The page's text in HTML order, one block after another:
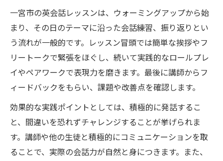
一宮市の英会話レッスンは、ウォーミングアップから始
まり、その日のテーマに沿った会話練習、振り返りとい
う流れが一般的です。レッスン冒頭では簡単な挨拶やフ
リートークで緊張をほぐし、続いて実践的なロールプレ
イやペアワークで表現力を磨きます。最後に講師からフ
ィードバックをもらい、課題や改善点を確認します。
効果的な実践ポイントとしては、積極的に発話するこ
と、間違いを恐れずチャレンジすることが挙げられま
す。講師や他の生徒と積極的にコミュニケーションを取
ることで、実際の会話力が自然と身につきます。また、